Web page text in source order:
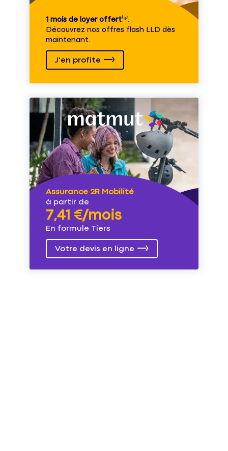
1 mois de loyer offert⁽⁴⁾.
Découvrez nos offres flash LLD dès
maintenant.
J'en profite
Assurance 2R Mobilité
à partir de
7,41 €/mois
En formule Tiers
Votre devis en ligne